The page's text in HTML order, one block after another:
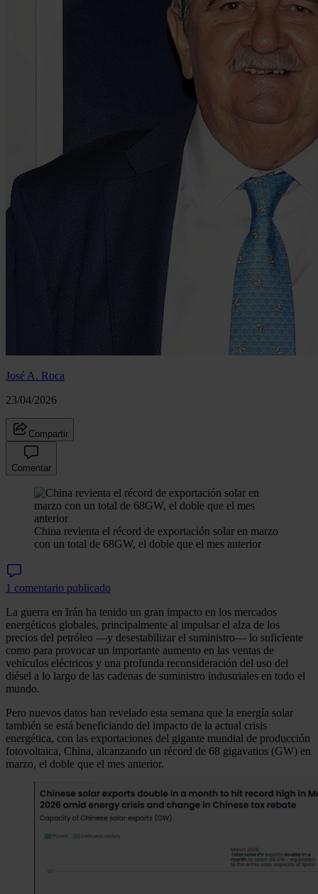
José A. Roca
23/04/2026
Compartir
Comentar
China revienta el récord de exportación solar en marzo
con un total de 68GW, el doble que el mes anterior
1 comentario publicado
La guerra en Irán ha tenido un gran impacto en los mercados
energéticos globales, principalmente al impulsar el alza de los
precios del petróleo —y desestabilizar el suministro— lo suficiente
como para provocar un importante aumento en las ventas de
vehículos eléctricos y una profunda reconsideración del uso del
diésel a lo largo de las cadenas de suministro industriales en todo el
mundo.
Pero nuevos datos han revelado esta semana que la energía solar
también se está beneficiando del impacto de la actual crisis
energética, con las exportaciones del gigante mundial de producción
fotovoltaica, China, alcanzando un récord de 68 gigavatios (GW) en
marzo, el doble que el mes anterior.